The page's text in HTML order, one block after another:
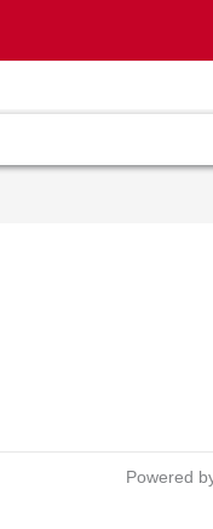
Powered